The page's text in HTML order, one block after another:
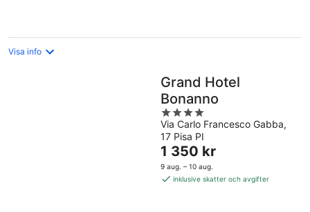
Visa info
Grand Hotel
Bonanno
4
out
of
5
Via Carlo Francesco Gabba,
17 Pisa PI
Priset
är
1 350 kr
1 350 kr
9 aug. – 10 aug.
inklusive skatter och avgifter